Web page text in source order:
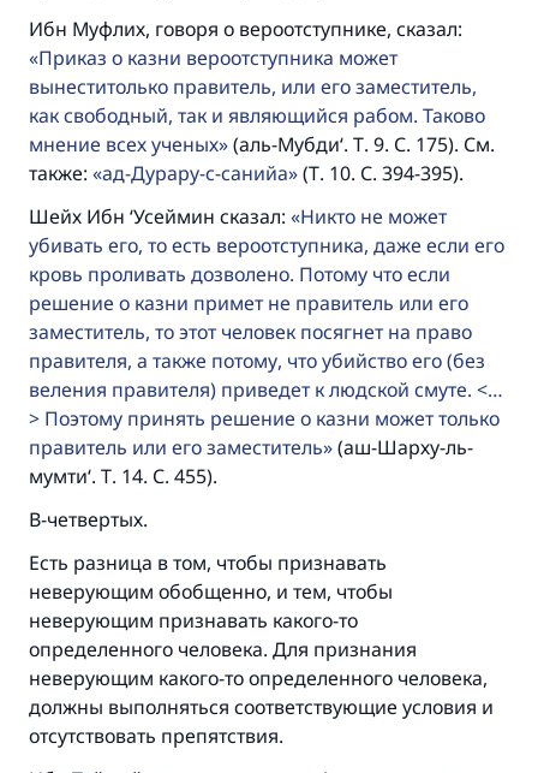
Ибн Муфлих, говоря о вероотступнике, сказал:
Приказ о казни вероотступника может
вынеститолько правитель, или его заместитель,
как свободный, так и являющийся рабом. Таково
мнение всех ученых (аль-Мубди‘. Т. 9. С. 175). См.
также: ад-Дурару-с-санийа (Т. 10. С. 394-395).
Шейх Ибн ‘Усеймин сказал:
Никто не может
убивать его, то есть вероотступника, даже если его
кровь проливать дозволено. Потому что если
решение о казни примет не правитель или его
заместитель, то этот человек посягнет на право
правителя, а также потому, что убийство его (без
веления правителя) приведет к людской смуте. <…
> Поэтому принять решение о казни может только
правитель или его заместитель (аш-Шарху-ль-
мумти‘. Т. 14. С. 455).
В-четвертых.
Есть разница в том, чтобы признавать
неверующим обобщенно, и тем, чтобы
неверующим признавать какого-то
определенного человека. Для признания
неверующим какого-то определенного человека,
должны выполняться соответствующие условия и
отсутствовать препятствия.